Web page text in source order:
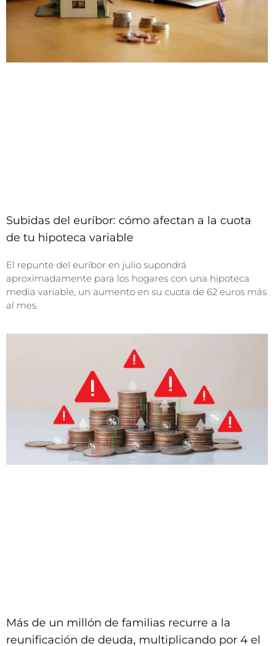
Subidas del euríbor: cómo afectan a la cuota
de tu hipoteca variable
El repunte del euríbor en julio supondrá
aproximadamente para los hogares con una hipoteca
media variable, un aumento en su cuota de 62 euros más
al mes.
Más de un millón de familias recurre a la
reunificación de deuda, multiplicando por 4 el